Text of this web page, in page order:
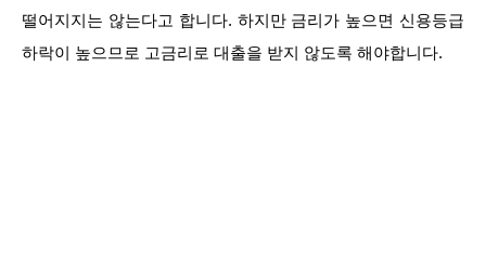
떨어지지는 않는다고 합니다. 하지만 금리가 높으면 신용등급
하락이 높으므로 고금리로 대출을 받지 않도록 해야합니다.